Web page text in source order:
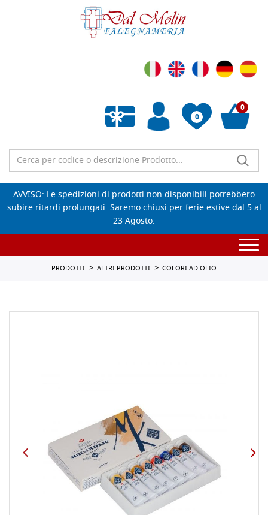
0
Wishlist vuota
0
AVVISO: Le spedizioni di prodotti non disponibili potrebbero
subire ritardi prolungati. Saremo chiusi per ferie estive dal 5 al
23 Agosto.
PRODOTTI ALTRI PRODOTTI COLORI AD OLIO